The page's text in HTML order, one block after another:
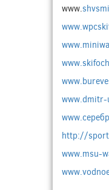
www.
http://
www.msu-